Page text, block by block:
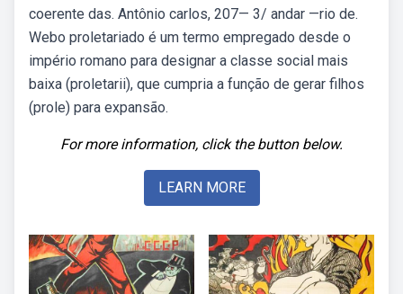
coerente das. Antônio carlos, 207— 3/ andar —rio de.
Webo proletariado é um termo empregado desde o
império romano para designar a classe social mais
baixa (proletarii), que cumpria a função de gerar filhos
(prole) para expansão.
For more information, click the button below.
LEARN MORE